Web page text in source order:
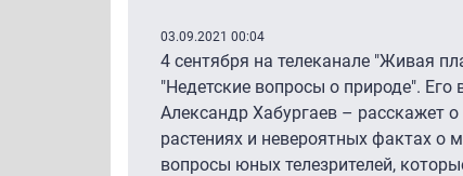
03.09.2021 00:04
4 сентября на телеканале "Живая
"Недетские вопросы о природе".
Александр Хабургаев – расскажет
растениях и невероятных фактах о
вопросы юных телезрителей,